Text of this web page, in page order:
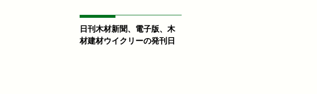
日刊木材新聞、電子版、木
材建材ウイクリーの発刊日